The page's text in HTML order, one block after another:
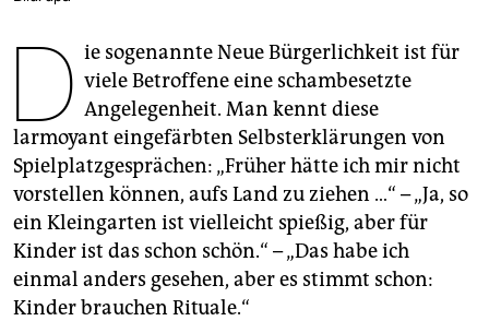
fragen & hilfe
unterstützen
genossenschaft
epaper login
D ie sogenannte Neue Bürgerlichkeit ist für
viele Betroffene eine schambesetzte
Angelegenheit. Man kennt diese
larmoyant eingefärbten Selbsterklärungen von
Spielplatzgesprächen: „Früher hätte ich mir nicht
vorstellen können, aufs Land zu ziehen …“ – „Ja, so
ein Kleingarten ist vielleicht spießig, aber für
Kinder ist das schon schön.“ – „Das habe ich
einmal anders gesehen, aber es stimmt schon:
Kinder brauchen Rituale.“